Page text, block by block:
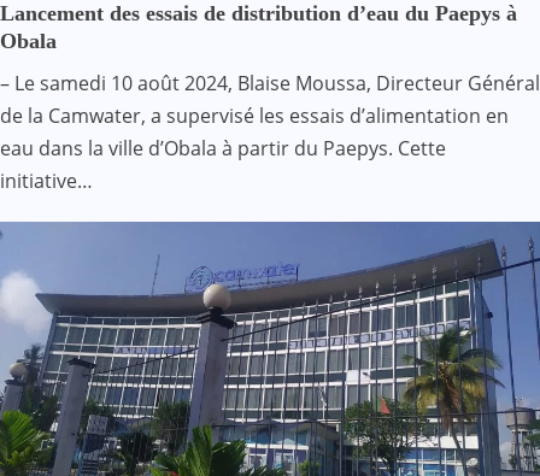
Lancement des essais de distribution d’eau du Paepys à
Obala
– Le samedi 10 août 2024, Blaise Moussa, Directeur Général
de la Camwater, a supervisé les essais d’alimentation en
eau dans la ville d’Obala à partir du Paepys. Cette
initiative…